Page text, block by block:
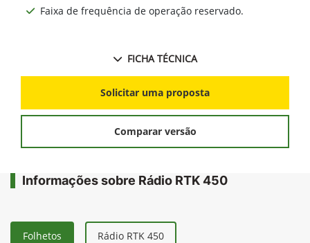
Faixa de frequência de operação reservado.
FICHA TÉCNICA
Solicitar uma proposta
Comparar versão
Informações sobre Rádio RTK 450
Folhetos Rádio RTK 450